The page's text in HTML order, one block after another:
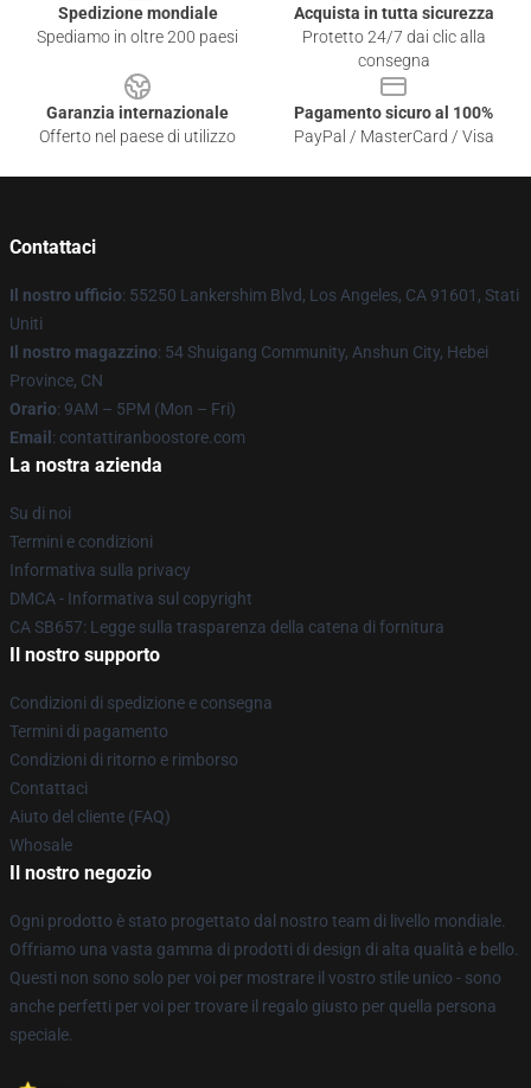
Spedizione mondiale
Spediamo in oltre 200 paesi
Acquista in tutta sicurezza
Protetto 24/7 dai clic alla
consegna
Garanzia internazionale
Offerto nel paese di utilizzo
Pagamento sicuro al 100%
PayPal / MasterCard / Visa
Contattaci
Il nostro ufficio: 55250 Lankershim Blvd, Los Angeles, CA 91601, Stati
Uniti
Il nostro magazzino: 54 Shuigang Community, Anshun City, Hebei
Province, CN
Orario: 9AM – 5PM (Mon – Fri)
Email : contattiranboostore.com
La nostra azienda
Su di noi
Termini e condizioni
Informativa sulla privacy
DMCA - Informativa sul copyright
CA SB657: Legge sulla trasparenza della catena di fornitura
Il nostro supporto
Condizioni di spedizione e consegna
Termini di pagamento
Condizioni di ritorno e rimborso
Contattaci
Aiuto del cliente (FAQ)
Whosale
Il nostro negozio
Ogni prodotto è stato progettato dal nostro team di livello mondiale.
Offriamo una vasta gamma di prodotti di design di alta qualità e bello.
Questi non sono solo per voi per mostrare il vostro stile unico - sono
anche perfetti per voi per trovare il regalo giusto per quella persona
speciale.